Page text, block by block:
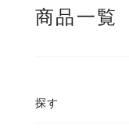
商品一覧
探す